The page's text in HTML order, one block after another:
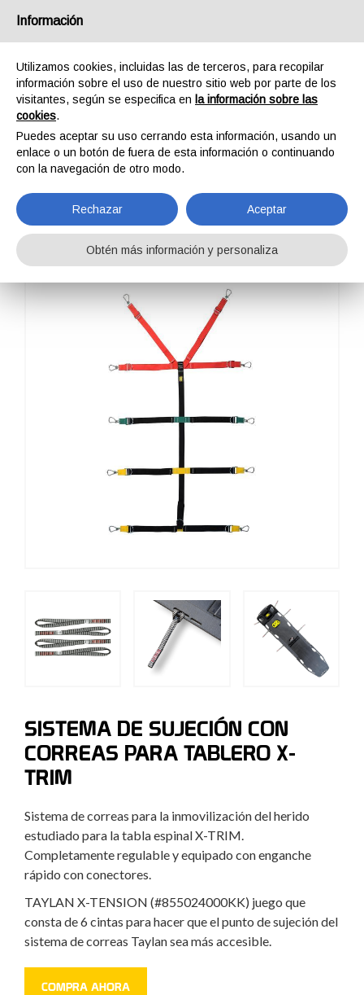
EVEREST -TAYLAN
SISTEMA DE SUJECIÓN CON
CORREAS PARA TABLERO X-
TRIM
Sistema de correas para la inmovilización del herido
estudiado para la tabla espinal X-TRIM.
Completamente regulable y equipado con enganche
rápido con conectores.
TAYLAN X-TENSION (#855024000KK) juego que
consta de 6 cintas para hacer que el punto de sujeción del
sistema de correas Taylan sea más accesible.
COMPRA AHORA
Información
Utilizamos cookies, incluidas las de terceros, para recopilar
información sobre el uso de nuestro sitio web por parte de los
visitantes, según se especifica en la información sobre las
cookies.
Puedes aceptar su uso cerrando esta información, usando un
enlace o un botón de fuera de esta información o continuando
con la navegación de otro modo.
Rechazar Aceptar
Obtén más información y personaliza